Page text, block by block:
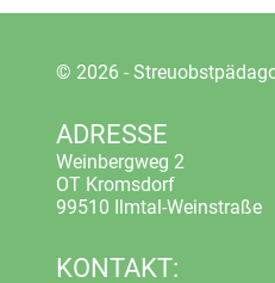
© 2026 -
ADRESSE
Weinbergweg 2
OT Kromsdorf
99510 Ilmtal-Weinstraße
KONTAKT: